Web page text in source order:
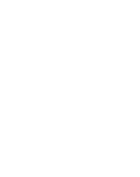
品に未対応品が
年1月12日よ